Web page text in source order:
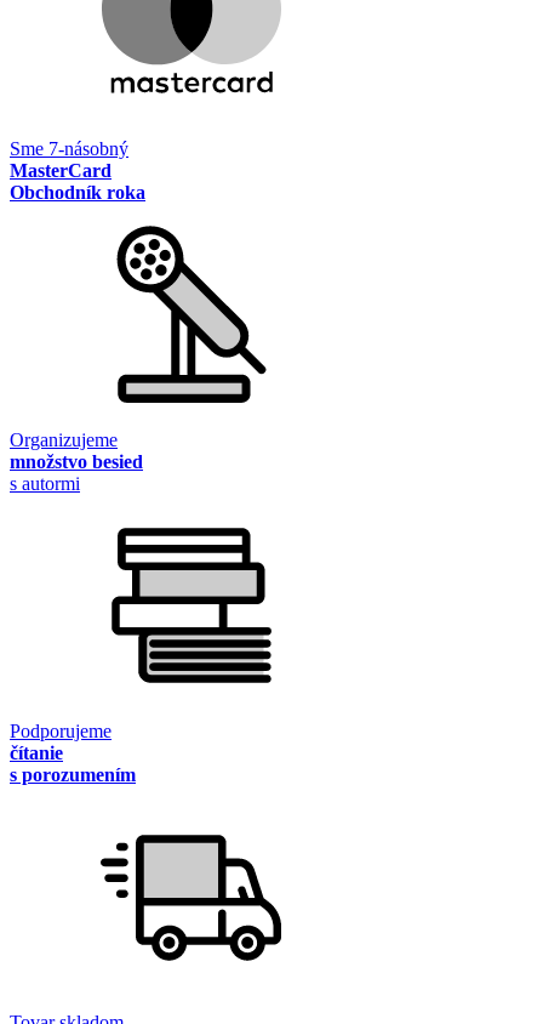
Sme 7-násobný
MasterCard
Obchodník roka
Organizujeme
množstvo besied
s autormi
Podporujeme
čítanie
s porozumením